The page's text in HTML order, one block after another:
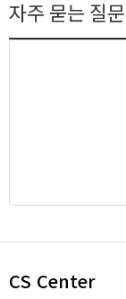
자주 묻는 질문
CS Center